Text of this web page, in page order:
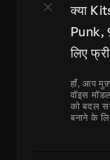
क्या
Punk,
लिए
हाँ, आप
वॉइस
को बदल
बनाने के